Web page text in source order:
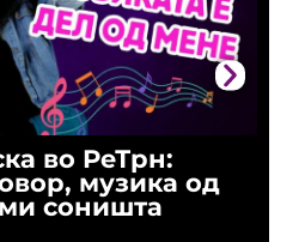
во РеТрн:
музика од
соништа